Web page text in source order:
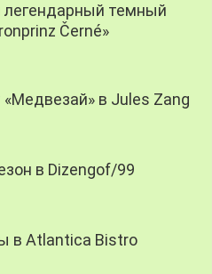
легендарный темный
Černé»
в Jules Zang
в Dizengof/99
в Atlantica Bistro